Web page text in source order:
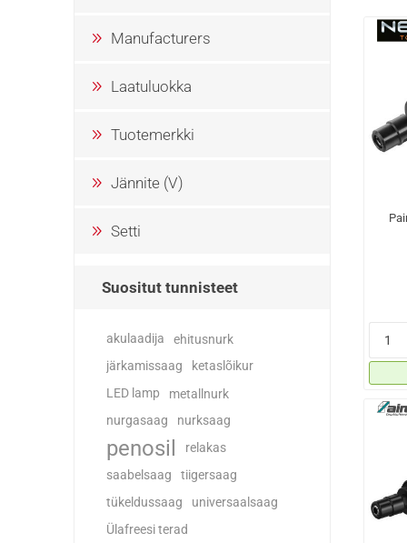
Manufacturers
Laatuluokka
Tuotemerkki
Jännite (V)
Setti
Suositut tunnisteet
akulaadija ehitusnurk
järkamissaag
ketaslõikur
LED lamp
metallnurk
nurgasaag nurksaag
penosil
relakas
saabelsaag
tiigersaag
tükeldussaag
universaalsaag
Ülafreesi terad